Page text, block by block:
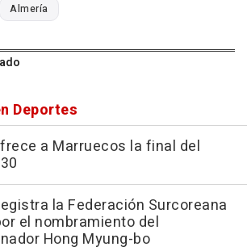
Almería
Deportes
a Marruecos la final del
la Federación Surcoreana
el nombramiento del
Hong Myung-bo